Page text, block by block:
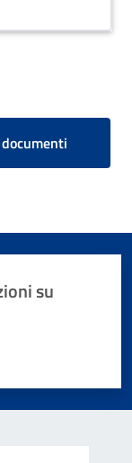
su